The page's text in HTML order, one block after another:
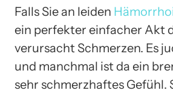
Falls Sie an leiden
ein perfekter einfacher Akt
verursacht Schmerzen. Es
und manchmal ist da ein
sehr schmerzhaftes Gefühl.